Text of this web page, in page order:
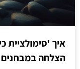
איך 'סימולציית
הצלחה במבחנים